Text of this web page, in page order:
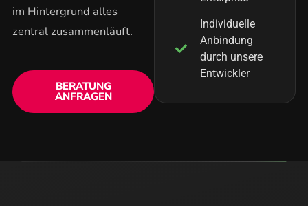
im Hintergrund alles
zentral zusammenläuft.
BERATUNG
ANFRAGEN
Individuelle
Anbindung
durch unsere
Entwickler